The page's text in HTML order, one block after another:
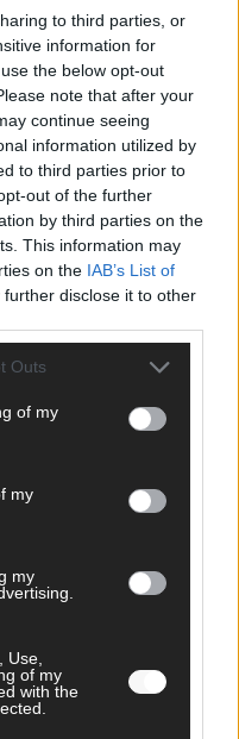
to third parties, or
information for
the below opt-out
note that after your
continue seeing
information utilized by
to third parties prior to
out of the further
by third parties on the
This information may
on the IAB’s List of
further disclose it to other
Outs
of my
my
my
Use,
of my
with the